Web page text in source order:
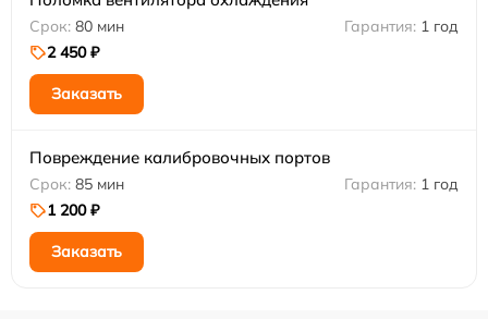
80 мин
1 год
2 450 ₽
Заказать
Повреждение калибровочных портов
85 мин
1 год
1 200 ₽
Заказать